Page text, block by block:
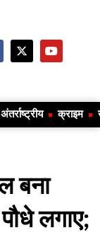
अंतर्राष्ट्रीय क्राइम
बना
लगाए;